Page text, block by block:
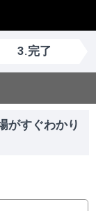
3.完了
がすぐわかり